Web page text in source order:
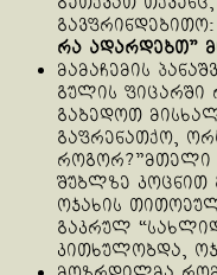
გავფრინდებითო:
რა ადარდებთ”
მამაჩემის
გულის ფიცარში
გაბედოთ
გაფრენათქო,
როგორ?”მთელი
შუბლზე კოცნით
ოჯახის
გაკრულ
კითხულობდა,